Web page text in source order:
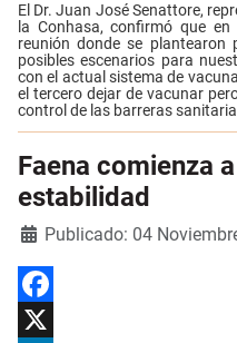
El Dr. Juan José Senattore,
la Conhasa, confirmó que
reunión donde se
posibles escenarios para
con el actual sistema de
el tercero dejar de vacunar
control de las barreras
Faena comienza
estabilidad
Detalles
Publicado: 04
Facebook